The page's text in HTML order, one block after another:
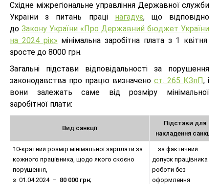
Східне міжрегіональне управління Державної служби
України з питань праці нагадує, що відповідно
до Закону України «Про Державний бюджет України
на 2024 рік» мінімальна заробітна плата з 1 квітня
зросте до 8000 грн.
Загальні підстави відповідальності за порушення
законодавства про працю визначено ст. 265 КЗпП, і
вони залежать саме від розміру мінімальної
заробітної плати:
Вид санкції
Підстави для
накладення санкції
10-кратний розмір мінімальної зарплати за
кожного працівника, щодо якого скоєно
порушення,
з 01.04.2024 – 80 000 грн;
– за фактичний
допуск працівника до
роботи без
оформлення